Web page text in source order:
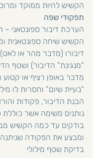
הקשיש להיות ממוקד
תפקודי שפה
הערכת דיבור ספונטאני –
הקשיש שיחה ספונטאנית
דיבורו (מדבר מהר או
“מנגינת” הדיבור) ושטף
מדבר באופן רציף או קטוע
“בעיית שיום” וחסרות לו
הבנת הדיבור, פקודות
נותנים משימה אשר
בודקים עד כמה הקשיש
ומבצע את הפקודה
בדיקת שטף מילולי